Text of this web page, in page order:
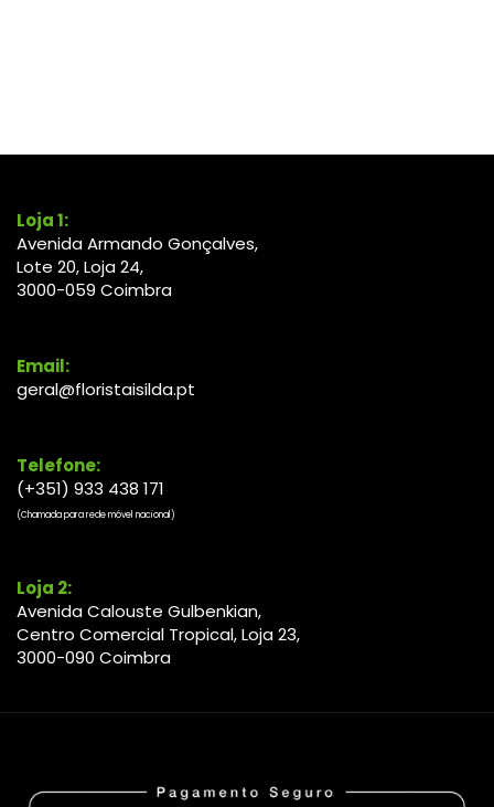
Loja 1:
Avenida Armando Gonçalves,
Lote 20, Loja 24,
3000-059 Coimbra
Email:
geral@floristaisilda.pt
Telefone:
(+351) 933 438 171
(Chamada para rede móvel nacional)
Loja 2:
Avenida Calouste Gulbenkian,
Centro Comercial Tropical, Loja 23,
3000-090 Coimbra